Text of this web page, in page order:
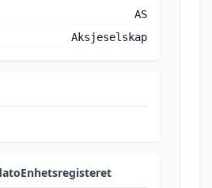
AS
Aksjeselskap